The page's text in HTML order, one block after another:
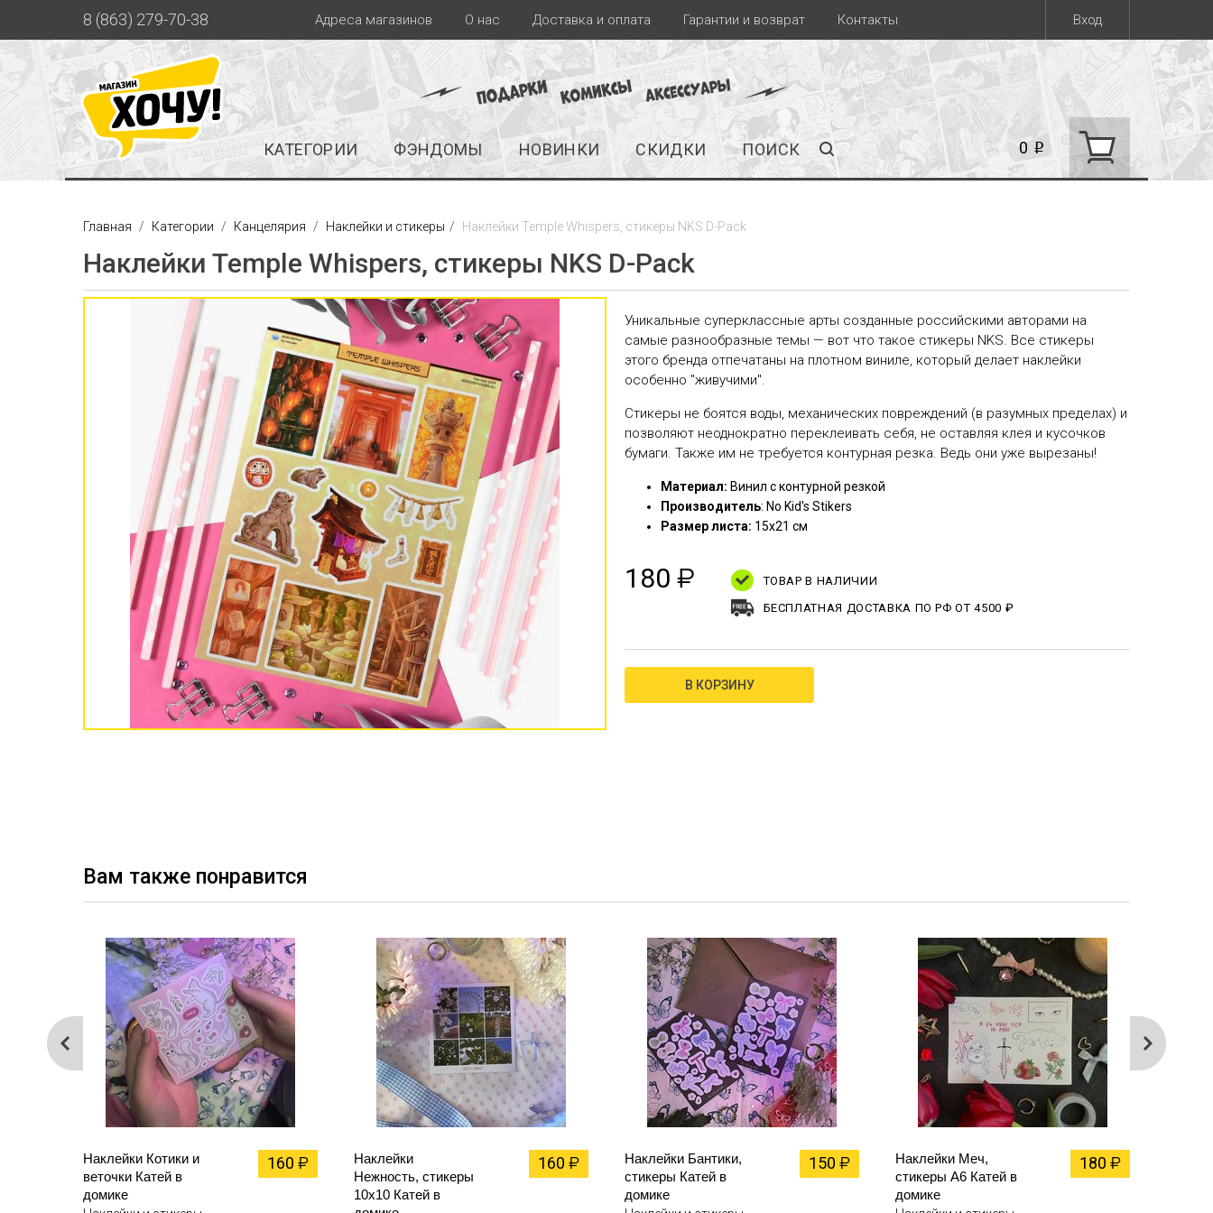
Вход
8 (863) 279-70-38 Адреса магазинов О нас Доставка и оплата Гарантии и возврат Контакты
КАТЕГОРИИ ФЭНДОМЫ НОВИНКИ СКИДКИ ПОИСК 0 i
Главная Категории Канцелярия Наклейки и стикеры Наклейки Temple Whispers, стикеры NKS D-Pack
Наклейки Temple Whispers, стикеры NKS D-Pack
Уникальные суперклассные арты созданные российскими авторами на
самые разнообразные темы — вот что такое стикеры NKS. Все стикеры
этого бренда отпечатаны на плотном виниле, который делает наклейки
особенно "живучими".
Стикеры не боятся воды, механических повреждений (в разумных пределах) и
позволяют неоднократно переклеивать себя, не оставляя клея и кусочков
бумаги. Также им не требуется контурная резка. Ведь они уже вырезаны!
Материал: Винил с контурной резкой
Производитель: No Kid's Stikers
Размер листа: 15х21 см
180 ₽
ТОВАР В НАЛИЧИИ
БЕСПЛАТНАЯ ДОСТАВКА ПО РФ ОТ 4500 ₽
В КОРЗИНУ
Вам также понравится
Наклейки Котики и
веточки Катей в
домике
160 ₽
Наклейки
Нежность, стикеры
10х10 Катей в
160 ₽
Наклейки Бантики,
стикеры Катей в
домике
150 ₽
Наклейки Меч,
стикеры А6 Катей в
домике
180 ₽